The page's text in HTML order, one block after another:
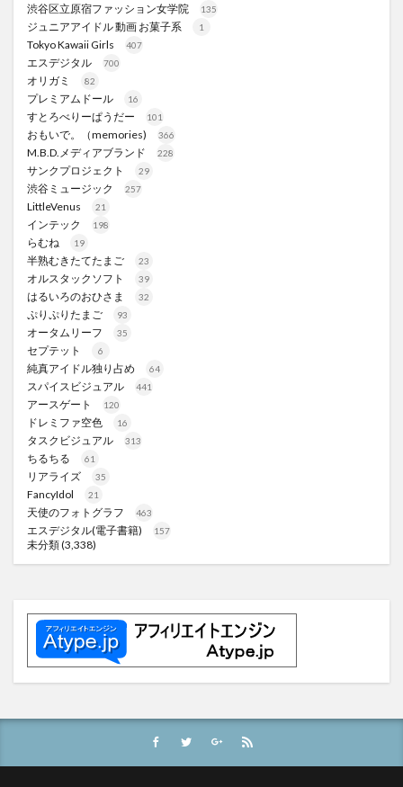
渋谷区立原宿ファッション女学院 135
ジュニアアイドル 動画 お菓子系 1
Tokyo Kawaii Girls 407
エスデジタル 700
オリガミ 82
プレミアムドール 16
すとろべりーぱうだー 101
おもいで。（memories) 366
M.B.D.メディアブランド 228
サンクプロジェクト 29
渋谷ミュージック 257
LittleVenus 21
インテック 198
らむね 19
半熟むきたてたまご 23
オルスタックソフト 39
はるいろのおひさま 32
ぷりぷりたまご 93
オータムリーフ 35
セプテット 6
純真アイドル独り占め 64
スパイスビジュアル 441
アースゲート 120
ドレミファ空色 16
タスクビジュアル 313
ちるちる 61
リアライズ 35
FancyIdol 21
天使のフォトグラフ 463
エスデジタル(電子書籍) 157
未分類(3,338)